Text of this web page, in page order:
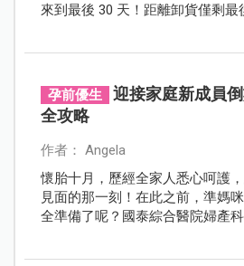
來到最後 30 天！距離卸貨僅剩最
孕前優生
迎接家庭新成員
全攻略
作者： Angela
懷胎十月，歷經全家人悉心呵護
見面的那一刻！在此之前，準媽
全準備了呢？國泰綜合醫院婦產